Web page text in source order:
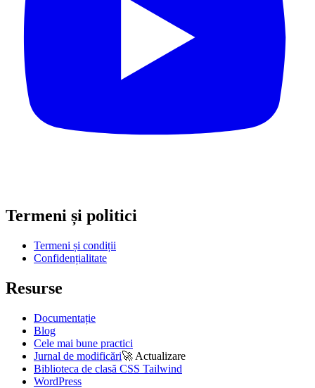
Termeni și politici
Termeni și condiții
Confidențialitate
Resurse
Documentație
Blog
Cele mai bune practici
Jurnal de modificări🚀 Actualizare
Biblioteca de clasă CSS Tailwind
WordPress